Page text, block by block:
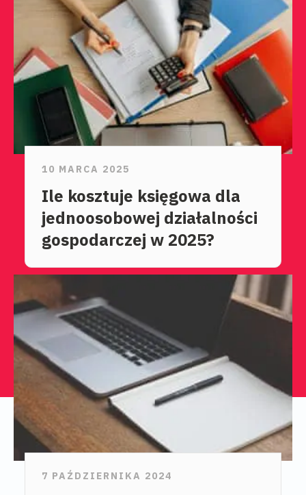
10 MARCA 2025
Ile kosztuje księgowa dla
jednoosobowej działalności
gospodarczej w 2025?
7 PAŹDZIERNIKA 2024